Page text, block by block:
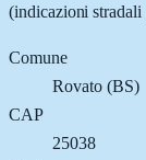
(indicazioni stradali
Comune
Rovato(BS)
CAP
25038